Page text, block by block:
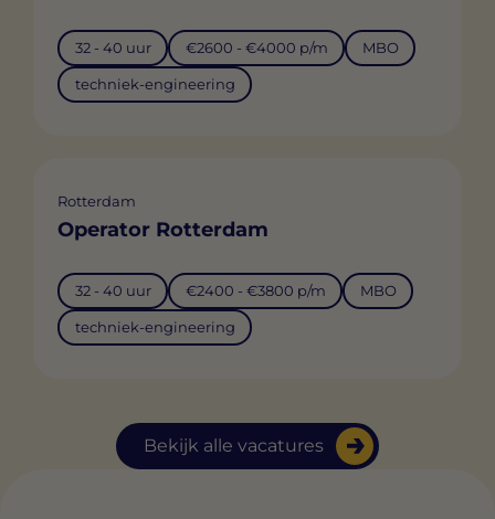
Bekijk alle vacatures
32 - 40 uur €2600 - €4000 p/m MBO
techniek-engineering
Rotterdam
Operator Rotterdam
32 - 40 uur €2400 - €3800 p/m MBO
techniek-engineering